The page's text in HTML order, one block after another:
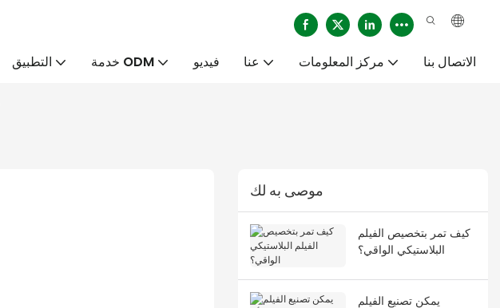
التطبيق خدمة ODM فيديو عنا مركز المعلومات الاتصال بنا
موصى به لك
كيف تمر بتخصيص الفيلم
البلاستيكي الواقي؟
يمكن تصنيع الفيلم